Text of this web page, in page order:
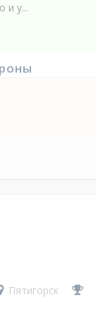
и у...
Пятигорск